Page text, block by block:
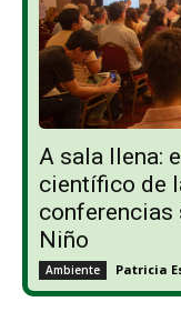
A sala llena:
científico de
conferencias
Niño
Ambiente Patricia